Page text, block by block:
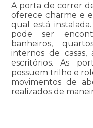
A porta de correr
oferece charme e
qual está
pode ser
banheiros,
internos de
escritórios. As
possuem trilho e
movimentos de
realizados de